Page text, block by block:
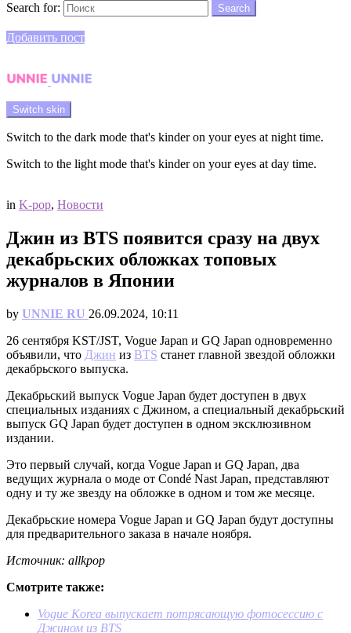
Search for:
Search
Добавить пост
Switch skin
Switch to the dark mode that's kinder on your eyes at night time.
Switch to the light mode that's kinder on your eyes at day time.
in K-pop, Новости
Джин из BTS появится сразу на двух
декабрьских обложках топовых
журналов в Японии
by UNNIE RU 26.09.2024, 10:11
26 сентября KST/JST, Vogue Japan и GQ Japan одновременно
объявили, что Джин из BTS станет главной звездой обложки
декабрьского выпуска.
Декабрьский выпуск Vogue Japan будет доступен в двух
специальных изданиях с Джином, а специальный декабрьский
выпуск GQ Japan будет доступен в одном эксклюзивном
издании.
Это первый случай, когда Vogue Japan и GQ Japan, два
ведущих журнала о моде от Condé Nast Japan, представляют
одну и ту же звезду на обложке в одном и том же месяце.
Декабрьские номера Vogue Japan и GQ Japan будут доступны
для предварительного заказа в начале ноября.
Источник: allkpop
Смотрите также:
Vogue Korea выпускает потрясающую фотосессию с
Джином из BTS